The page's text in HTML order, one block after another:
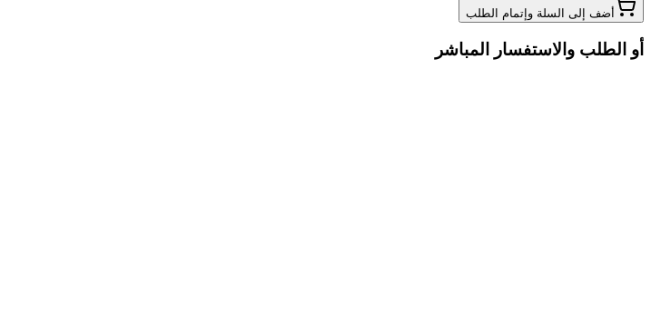
أضف إلى السلة وإتمام الطلب
أو الطلب والاستفسار المباشر